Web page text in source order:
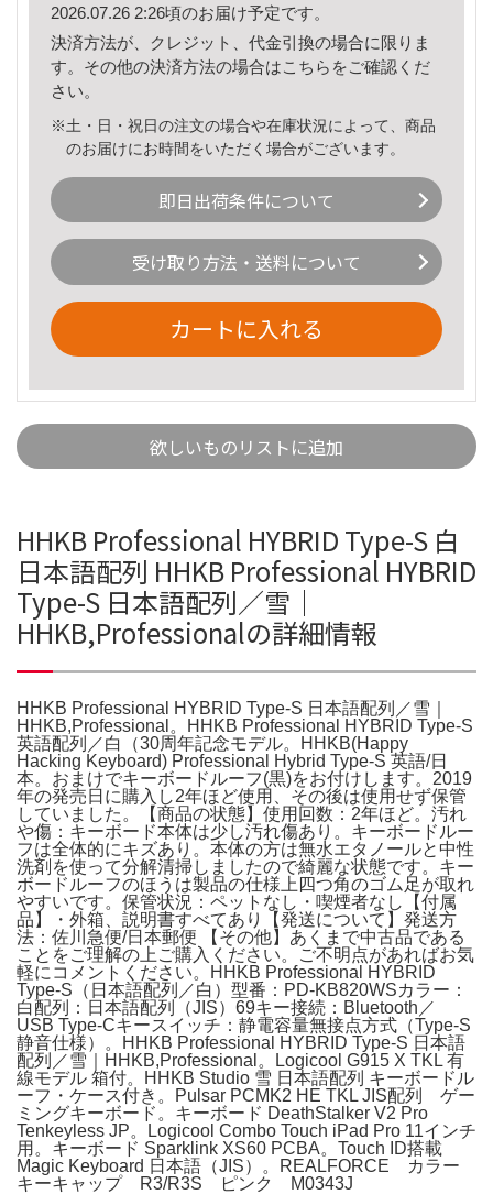
2026.07.26 2:26頃のお届け予定です。
決済方法が、クレジット、代金引換の場合に限りま
す。その他の決済方法の場合はこちら をご確認くだ
さい。
※土・日・祝日の注文の場合や在庫状況によって、商品
のお届けにお時間をいただく場合がございます。
即日出荷条件について
受け取り方法・送料について
カートに入れる
欲しいものリストに追加
HHKB Professional HYBRID Type-S 白
日本語配列 HHKB Professional HYBRID
Type-S 日本語配列／雪｜
HHKB,Professionalの詳細情報
HHKB Professional HYBRID Type-S 日本語配列／雪｜
HHKB,Professional。HHKB Professional HYBRID Type-S
英語配列／白（30周年記念モデル。HHKB(Happy
Hacking Keyboard) Professional Hybrid Type-S 英語/日
本。おまけでキーボードルーフ(黒)をお付けします。2019
年の発売日に購入し2年ほど使用、その後は使用せず保管
していました。【商品の状態】使用回数：2年ほど。汚れ
や傷：キーボード本体は少し汚れ傷あり。キーボードルー
フは全体的にキズあり。本体の方は無水エタノールと中性
洗剤を使って分解清掃しましたので綺麗な状態です。キー
ボードルーフのほうは製品の仕様上四つ角のゴム足が取れ
やすいです。保管状況：ペットなし・喫煙者なし【付属
品】・外箱、説明書すべてあり【発送について】発送方
法：佐川急便/日本郵便 【その他】あくまで中古品である
ことをご理解の上ご購入ください。ご不明点があればお気
軽にコメントください。HHKB Professional HYBRID
Type-S（日本語配列／白）型番：PD-KB820WSカラー：
白配列：日本語配列（JIS）69キー接続：Bluetooth／
USB Type-Cキースイッチ：静電容量無接点方式（Type-S
静音仕様）。HHKB Professional HYBRID Type-S 日本語
配列／雪｜HHKB,Professional。Logicool G915 X TKL 有
線モデル 箱付。HHKB Studio 雪 日本語配列 キーボードル
ーフ・ケース付き。Pulsar PCMK2 HE TKL JIS配列 ゲー
ミングキーボード。キーボード DeathStalker V2 Pro
Tenkeyless JP。Logicool Combo Touch iPad Pro 11インチ
用。キーボード Sparklink XS60 PCBA。Touch ID搭載
Magic Keyboard 日本語（JIS）。REALFORCE カラー
キーキャップ R3/R3S ピンク M0343J